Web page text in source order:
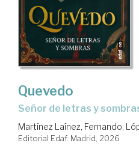
Quevedo
Señor de letras y
Martínez Laínez, Fernando;
Editorial Edaf. Madrid, 2026